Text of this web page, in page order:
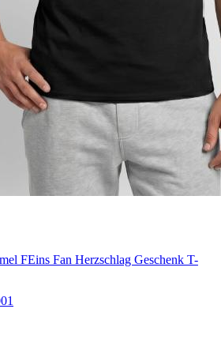
FEins Fan Herzschlag Geschenk T-